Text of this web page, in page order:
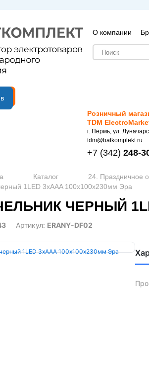
О компании
Розничный
TDM
г. Пермь, ул.
tdm@batkomplekt.ru
+7 (342) 248-
Каталог
24. Праздничное
1LED 3хAАA 100х100х230мм Эра
ЧЕРНЫЙ
Артикул: ERANY-DF02